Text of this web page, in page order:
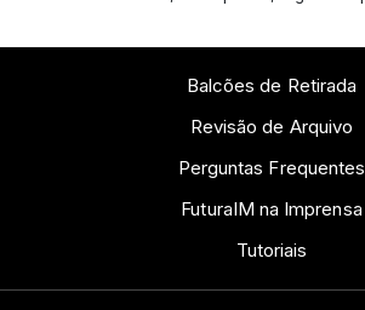
Balcões de Retirada
Revisão de Arquivo
Perguntas Frequentes
FuturaIM na Imprensa
Tutoriais